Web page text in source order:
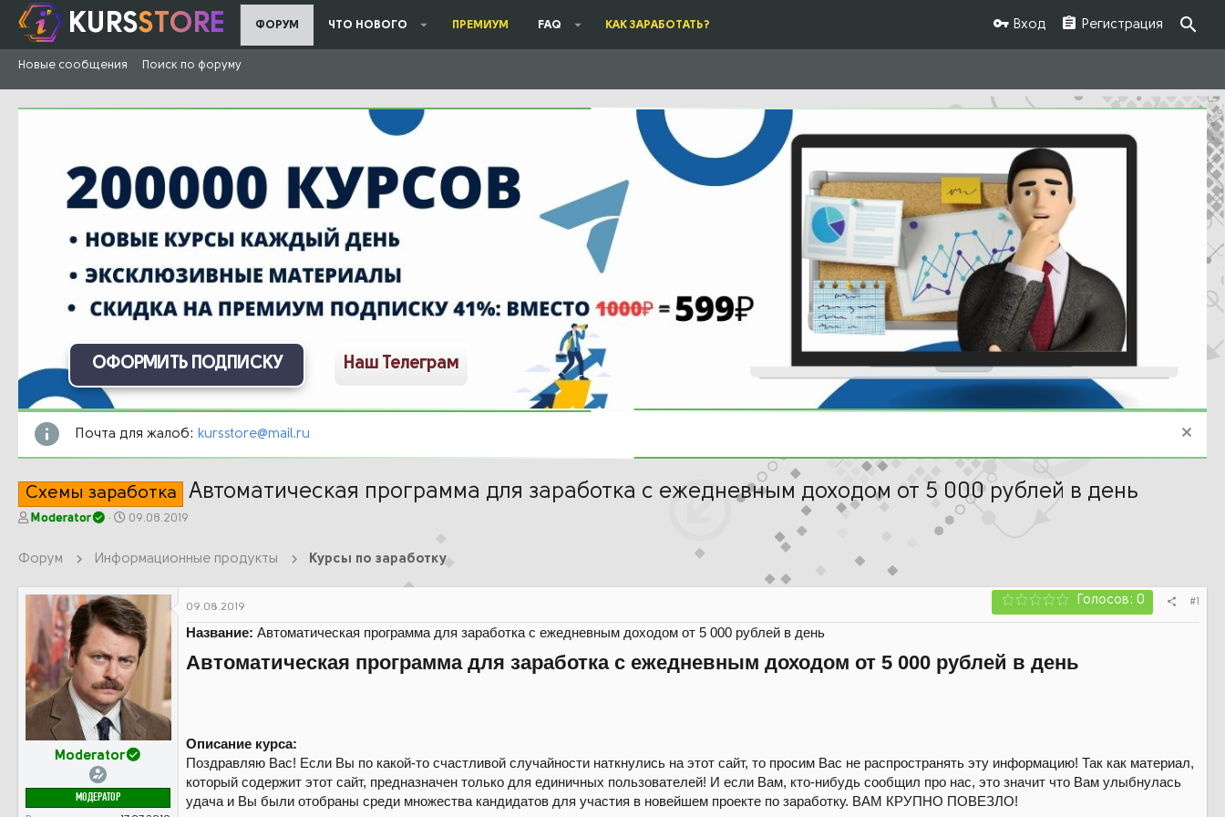
KURSSTORE ФОРУМ ЧТО НОВОГО ПРЕМИУМ FAQ КАК ЗАРАБОТАТЬ? Вход Регистрация
Новые сообщения Поиск по форуму
ОФОРМИТЬ ПОДПИСКУ Наш Телеграм
Почта для жалоб: kursstore@mail.ru
Схемы заработка Автоматическая программа для заработка с ежедневным доходом от 5 000 рублей в день
А
о
Moderator
Д
а
а
ч
а
а
09.08.2019
Форум Информационные продукты Курсы по заработку
Moderator
МОДЕРАТОР
09.08.2019 Голосов: 0 #1
Название: Автоматическая программа для заработка с ежедневным доходом от 5 000 рублей в день
Автоматическая программа для заработка с ежедневным доходом от 5 000 рублей в день
Описание курса:
Поздравляю Вас! Если Вы по какой-то счастливой случайности наткнулись на этот сайт, то просим Вас не распространять эту информацию! Так как материал,
который содержит этот сайт, предназначен только для единичных пользователей! И если Вам, кто-нибудь сообщил про нас, это значит что Вам улыбнулась
удача и Вы были отобраны среди множества кандидатов для участия в новейшем проекте по заработку. ВАМ КРУПНО ПОВЕЗЛО!